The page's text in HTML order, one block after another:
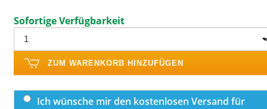
Sofortige Verfügbarkeit
ZUM WARENKORB HINZUFÜGEN
Ich wünsche mir den kostenlosen Versand für